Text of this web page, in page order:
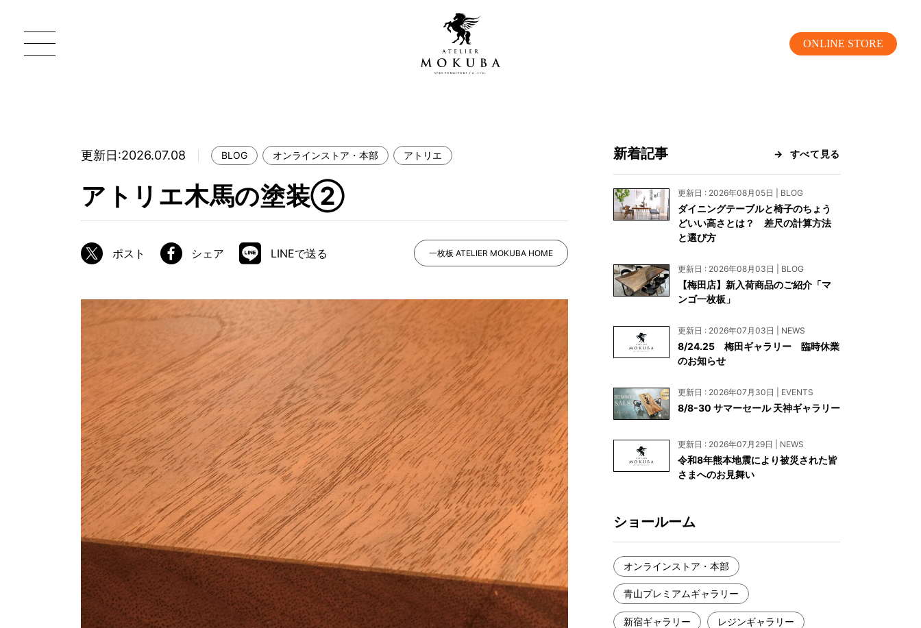
ONLINE STORE
MOKUBA について
製造工程
加工技術
ATELIER MOKUBAの一枚板テーブル
ATELIER MOKUBAの一枚板×異素材
特別なダイニングチェア
一枚板用のテーブル脚
樹種紹介
コーディネート集
メンテナンス方法
青山プレミアムギャラリー
新宿ギャラリー
吉祥寺ギャラリー
名古屋ギャラリー
大阪梅田ギャラリー
アウトレット神戸店
大川ギャラリー【本店】
天神ギャラリー
公式オンラインストア
WEBカタログ
納品事例
納品事例（住宅・インテリア）
納品事例（店舗・オフィス）
お客様の声
コーディネート集
INFORMATION
NEWS
EVENT
BLOG
メディア美術協力実績
よくあるご質問
お問い合わせ
資料請求
工務店様・設計会社様向けお問い合わせ
一枚板買い取りに関して
更新日:2026.07.08 BLOG オンラインストア・本部 アトリエ
アトリエ木馬の塗装②
ポスト シェア LINEで送る 一枚板 ATELIER MOKUBA HOME
新着記事 すべて見る
更新日 : 2026年08月05日 | BLOG
ダイニングテーブルと椅子のちょう
どいい高さとは？ 差尺の計算方法
と選び方
更新日 : 2026年08月03日 | BLOG
【梅田店】新入荷商品のご紹介「マ
ンゴ一枚板」
更新日 : 2026年07月03日 | NEWS
8/24.25 梅田ギャラリー 臨時休業
のお知らせ
更新日 : 2026年07月30日 | EVENTS
8/8-30 サマーセール 天神ギャラリー
更新日 : 2026年07月29日 | NEWS
令和8年熊本地震により被災された皆
さまへのお見舞い
ショールーム
オンラインストア・本部
青山プレミアムギャラリー
新宿ギャラリー レジンギャラリー